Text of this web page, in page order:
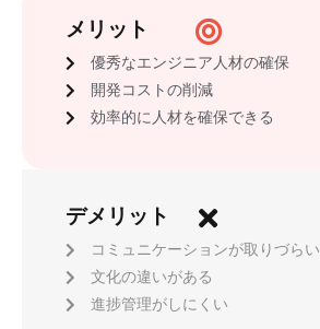
メリット
優秀なエンジニア人材の確保
開発コストの削減
効率的に人材を確保できる
デメリット
コミュニケーションが取りづらい
文化の違いがある
進捗管理がしにくい